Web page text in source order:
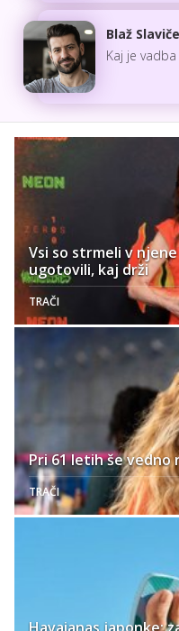
Blaž
Kaj je
Vsi so strmeli v
ugotovili, kaj drži
TRAČI
Pri 61 letih še
TRAČI